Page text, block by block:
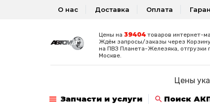
О нас Доставка Оплата
Цены на 39404товаров интернет-
Ждём запросы/заказы через
на ПВЗ Планета-Железяка, отгрузки
Москве.
Цены
Запчасти и услуги
Поиск